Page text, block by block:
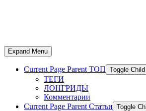
Expand Menu
Current Page Parent ТОП Toggle
ТЕГИ
ЛОНГРИДЫ
Комментарии
Current Page Parent Статьи Toggle